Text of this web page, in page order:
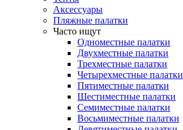
Аксессуары
Пляжные палатки
Часто ищут
Одноместные палатки
Двухместные палатки
Трехместные палатки
Четырехместные палатки
Пятиместные палатки
Шестиместные палатки
Семиместные палатки
Восьмиместные палатки